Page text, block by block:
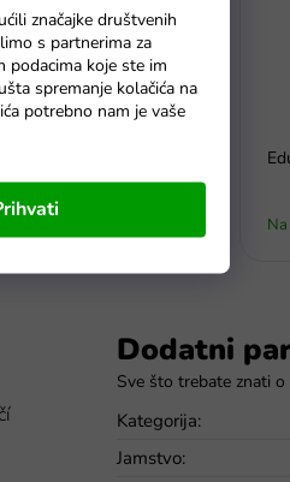
značajke društvenih
s partnerima za
podacima koje ste im
spremanje kolačića na
potrebno nam je vaše
Dodatni
Kategorija:
Jamstvo: